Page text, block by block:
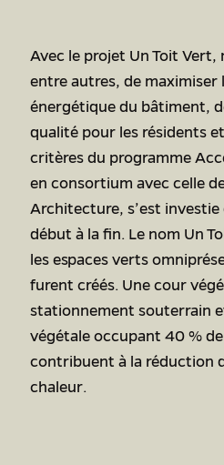
Avec le projet Un Toit
entre autres, de maximiser
énergétique du bâtiment,
qualité pour les résidents
critères du programme
en consortium avec celle de
Architecture, s’est
début à la fin. Le nom Un
les espaces verts
furent créés. Une cour
stationnement souterrain
végétale occupant 40 %
contribuent à la réduction
chaleur.